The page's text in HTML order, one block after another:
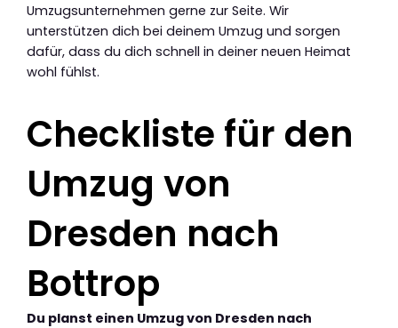
Umzugsunternehmen gerne zur Seite. Wir
unterstützen dich bei deinem Umzug und sorgen
dafür, dass du dich schnell in deiner neuen Heimat
wohl fühlst.
Checkliste für den
Umzug von
Dresden nach
Bottrop
Du planst einen Umzug von Dresden nach